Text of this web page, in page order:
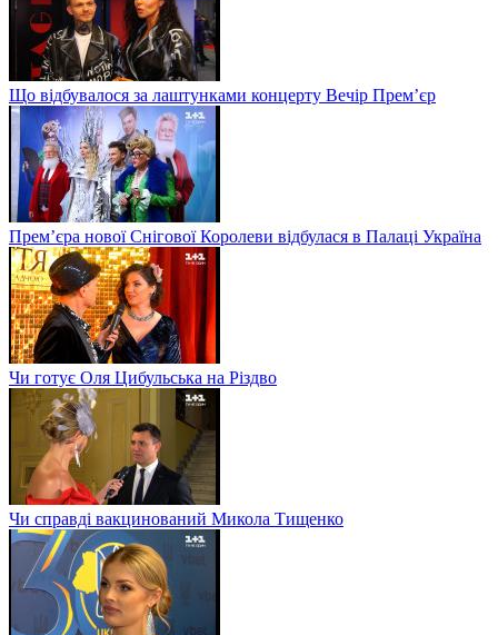
Що відбувалося за лаштунками концерту Вечір Прем’єр
Прем’єра нової Снігової Королеви відбулася в Палаці Україна
Чи готує Оля Цибульська на Різдво
Чи справді вакцинований Микола Тищенко